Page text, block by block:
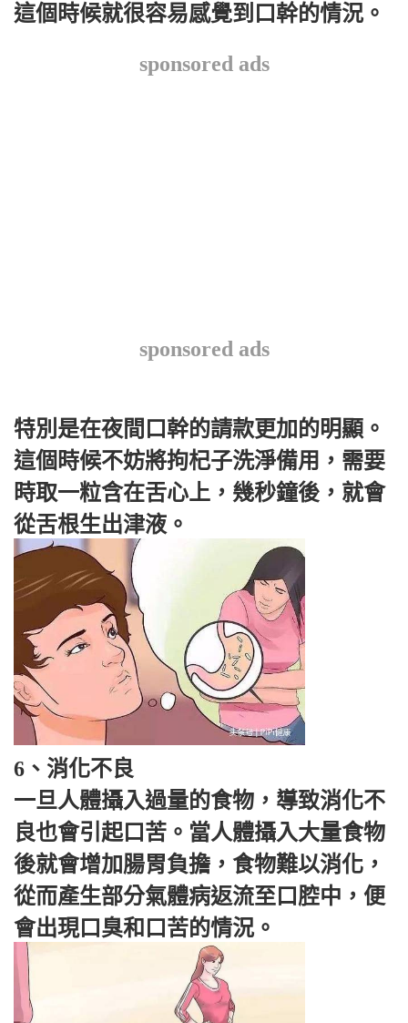
這個時候就很容易感覺到口幹的情況。
sponsored ads
sponsored ads
特別是在夜間口幹的請款更加的明顯。
這個時候不妨將拘杞子洗淨備用，需要
時取一粒含在舌心上，幾秒鐘後，就會
從舌根生出津液。
6、消化不良
一旦人體攝入過量的食物，導致消化不
良也會引起口苦。當人體攝入大量食物
後就會增加腸胃負擔，食物難以消化，
從而產生部分氣體病返流至口腔中，便
會出現口臭和口苦的情況。